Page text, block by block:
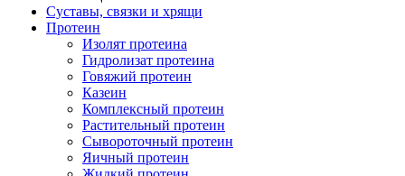
Суставы, связки и хрящи
Протеин
Изолят протеина
Гидролизат протеина
Говяжий протеин
Казеин
Комплексный протеин
Растительный протеин
Сывороточный протеин
Яичный протеин